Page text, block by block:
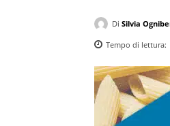
Di Silvia
Tempo di lettura: